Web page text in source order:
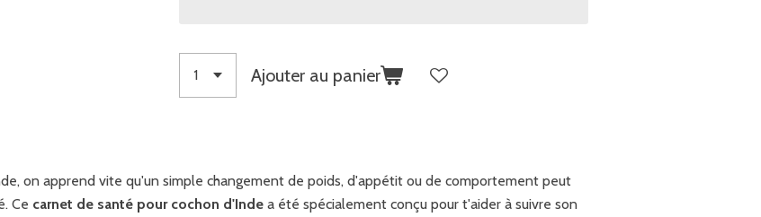
Ajouter au panier
on apprend vite qu'un simple changement de poids, d'appétit ou de comportement peut
Ce carnet de santé pour cochon d'Inde a été spécialement conçu pour t'aider à suivre son